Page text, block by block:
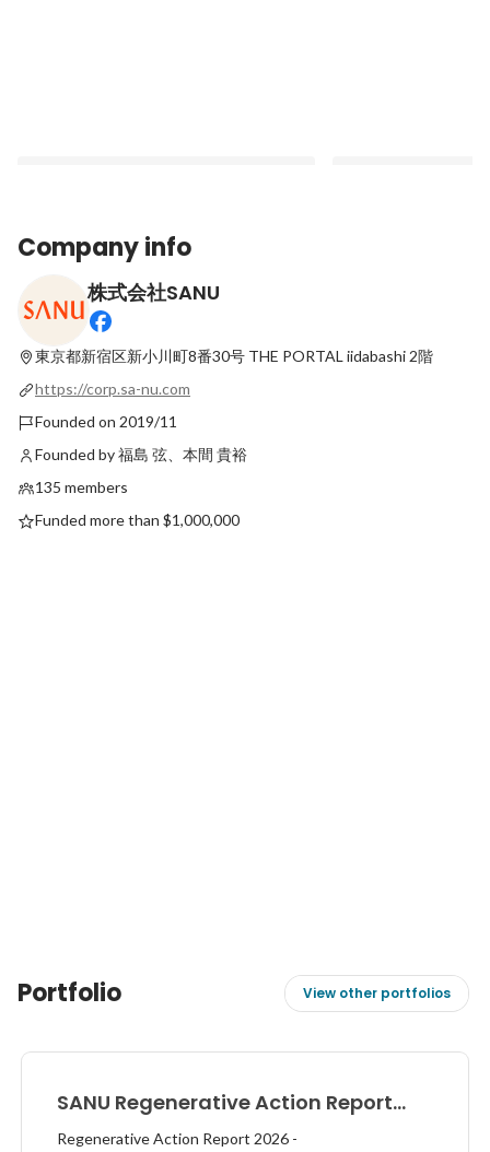
天職は、探すものじゃない。 人生の選択肢
に悩む、大学生の皆さんへ 〜SANUで新卒
採用・インターン募集を本格的に始めま
Latest Latest
Company info
株式会社SANU
東京都新宿区新小川町8番30号 THE PORTAL iidabashi 2階
https://corp.sa-nu.com
Founded on 2019/11
Founded by 福島 弦、本間 貴裕
135 members
Funded more than $1,000,000
Portfolio View other portfolios
SANU Regenerative Action Report
2026
Regenerative Action Report 2026 -